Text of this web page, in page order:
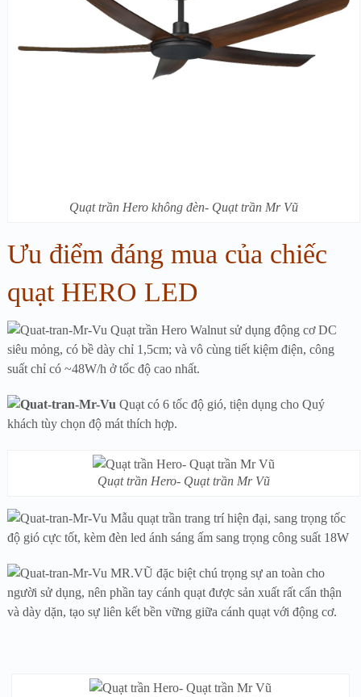
Quạt trần Hero không đèn- Quạt trần Mr Vũ
Ưu điểm đáng mua của chiếc
quạt HERO LED
Quạt trần Hero Walnut sử dụng động cơ DC
siêu mỏng, có bề dày chỉ 1,5cm; và vô cùng tiết kiệm điện, công
suất chỉ có ~48W/h ở tốc độ cao nhất.
Quạt có 6 tốc độ gió, tiện dụng cho Quý
khách tùy chọn độ mát thích hợp.
Quạt trần Hero- Quạt trần Mr Vũ
Mẫu quạt trần trang trí hiện đại, sang trọng tốc
độ gió cực tốt, kèm đèn led ánh sáng ấm sang trọng công suất 18W
MR.VŨ đặc biệt chú trọng sự an toàn cho
người sử dụng, nên phần tay cánh quạt được sản xuất rất cẩn thận
và dày dặn, tạo sự liên kết bền vững giữa cánh quạt với động cơ.